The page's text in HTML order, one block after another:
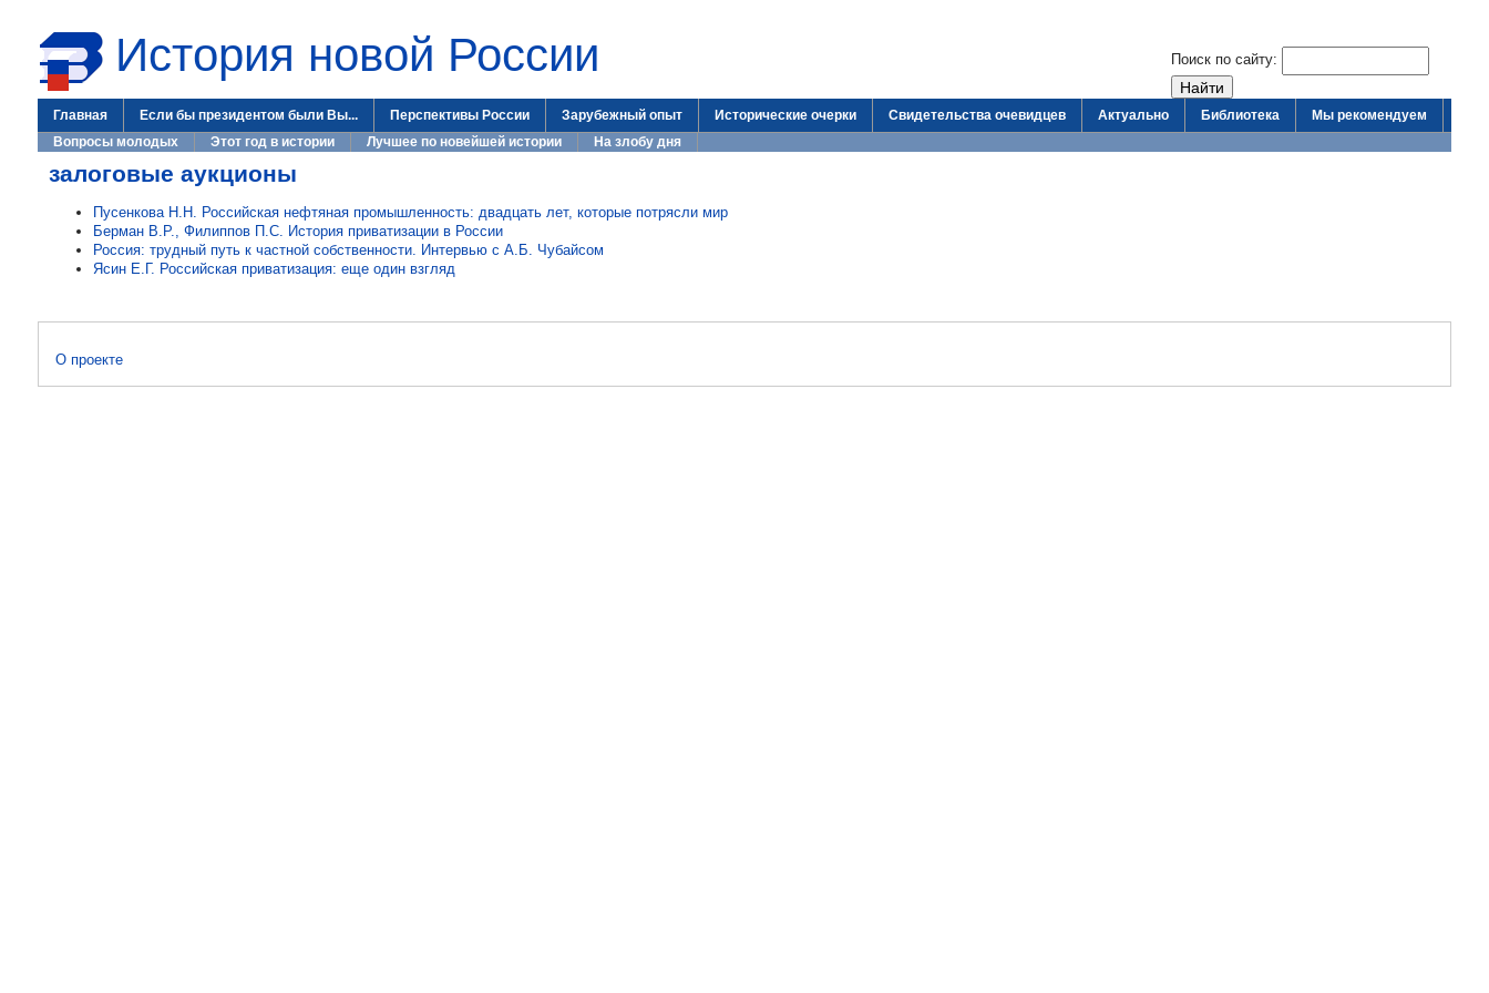
Поиск по сайту:
История новой России
Главная Если бы президентом были Вы... Перспективы России Зарубежный опыт Исторические очерки Свидетельства очевидцев Актуально Библиотека
Мы рекомендуем
Вопросы молодых
Этот год в истории Лучшее по новейшей истории На злобу дня
залоговые аукционы
Пусенкова Н.Н. Российская нефтяная промышленность: двадцать лет, которые потрясли мир
Берман В.Р., Филиппов П.С. История приватизации в России
Россия: трудный путь к частной собственности. Интервью с А.Б. Чубайсом
Ясин Е.Г. Российская приватизация: еще один взгляд
О проекте